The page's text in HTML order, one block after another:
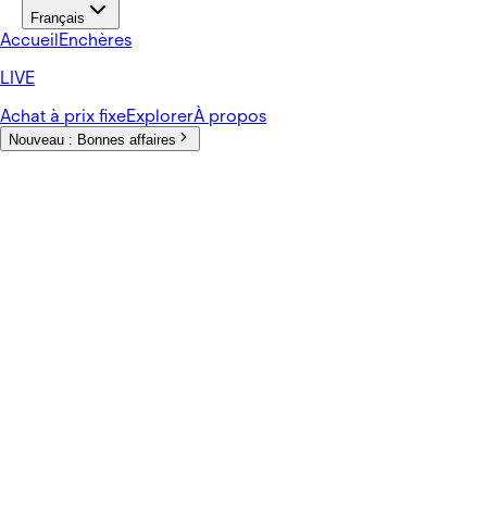
Français
AccueilEnchères
LIVE
Achat à prix fixeExplorerÀ propos
Nouveau : Bonnes affaires